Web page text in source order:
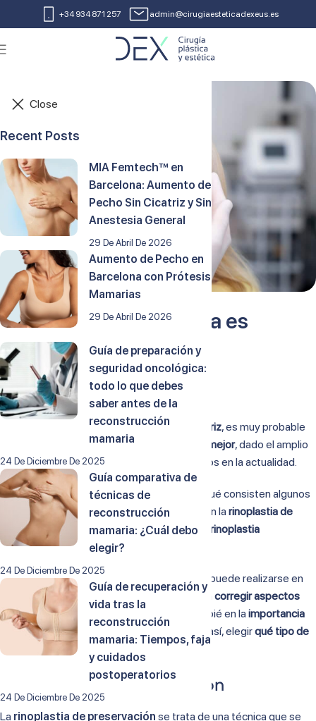
+34 934 871 257 admin@cirugiaesteticadexeus.es
¿Qué tipo de rinoplastia es
mejor?
20 de junio de 2024
A la hora de apostar por una operación de nariz, es muy probable
qué tipo de rinoplastia es mejor, dado el amplio
abanico de posibilidades con el que contamos en la actualidad.
EnDEX Cirugía y Estéticate detallamos en qué consisten algunos
tipos de rinoplastia más habituales, como son la rinoplastia de
preservación, la rinoplastia estructuraday la
rinoplastia
ultrasónica.
Cabe mencionar que una operación de nariz puede realizarse en
base acriterios meramente estéticos o para corregir aspectos
respiratorios . Es por ello que hacemos hincapié en la importancia
de partir de un diagnóstico personalizado
y, así, elegirqué tipo de
rinoplastia es mejor
Rinoplastia de preservación
La rinoplastia de preservación se trata de una técnica que se
Close
Recent Posts
MIA Femtech™ en
Barcelona: Aumento de
Pecho Sin Cicatriz y Sin
Anestesia General
29 De Abril De 2026
Aumento de Pecho en
Barcelona con Prótesis
Mamarias
29 De Abril De 2026
Guía de preparación y
seguridad oncológica:
todo lo que debes
saber antes de la
reconstrucción
mamaria
24 De Diciembre De 2025
Guía comparativa de
técnicas de
reconstrucción
mamaria: ¿Cuál debo
elegir?
24 De Diciembre De 2025
Guía de recuperación y
vida tras la
reconstrucción
mamaria: Tiempos, faja
y cuidados
postoperatorios
24 De Diciembre De 2025